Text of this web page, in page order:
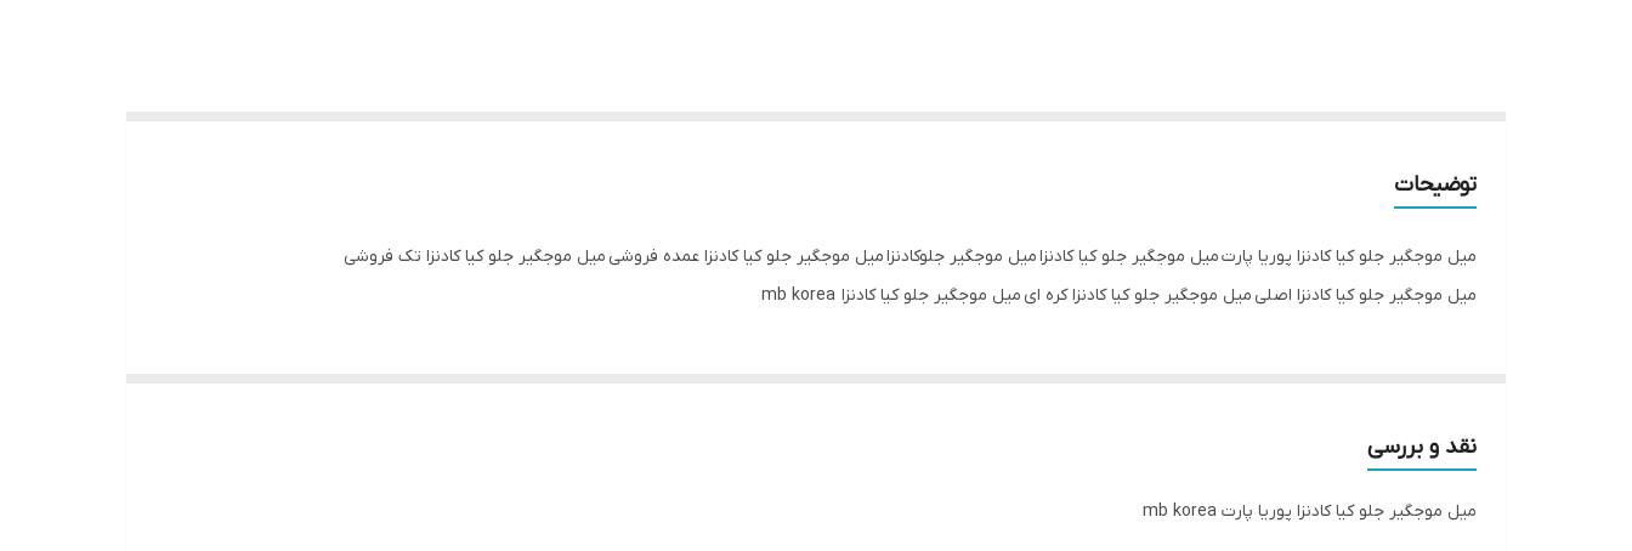
توضیحات
میل موجگیر جلو کیا کادنزا پوریا پارت میل موجگیر جلو کیا کادنزا میل موجگیر جلوکادنزا میل موجگیر جلو کیا کادنزا عمده فروشی میل موجگیر جلو کیا کادنزا تک فروشی
میل موجگیر جلو کیا کادنزا اصلی میل موجگیر جلو کیا کادنزا کره ای میل موجگیر جلو کیا کادنزا mb korea
نقد و بررسی
میل موجگیر جلو کیا کادنزا پوریا پارت mb korea